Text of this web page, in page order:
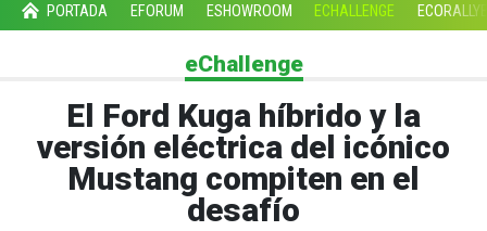
PORTADA EFORUM ESHOWROOM ECHALLENGE
eChallenge
El Ford Kuga híbrido y la
versión eléctrica del icónico
Mustang compiten en el
desafío